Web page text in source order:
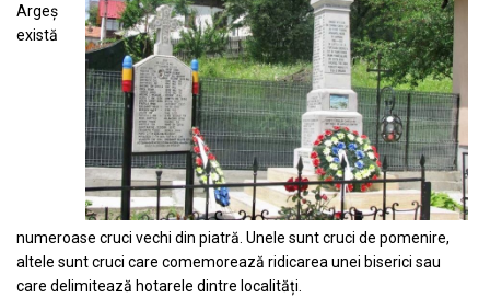
Argeș
există
numeroase cruci vechi din piatră. Unele sunt cruci de pomenire,
altele sunt cruci care comemorează ridicarea unei biserici sau
care delimitează hotarele dintre localități.